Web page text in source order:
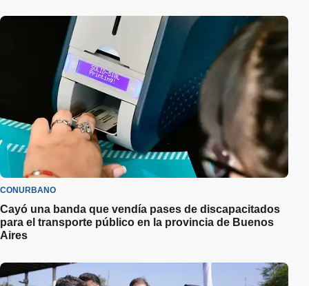
CONURBANO
Cayó una banda que vendía pases de discapacitados
para el transporte público en la provincia de Buenos
Aires